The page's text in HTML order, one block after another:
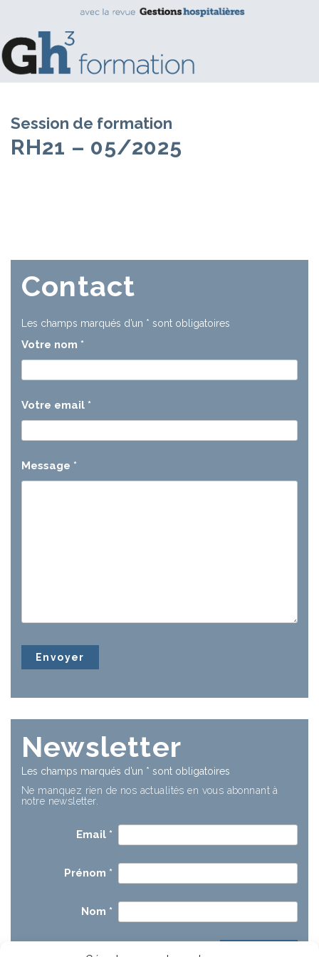
Session de formation
RH21 – 05/2025
Contact
Les champs marqués d’un * sont obligatoires
Votre nom *
Votre email *
Message *
Newsletter
Les champs marqués d’un * sont obligatoires
Ne manquez rien de nos actualités en vous abonnant à
notre newsletter.
Email *
Prénom *
Nom *